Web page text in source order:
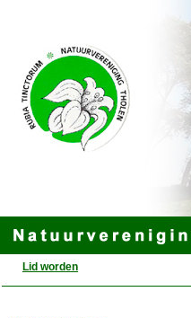
Lid worden